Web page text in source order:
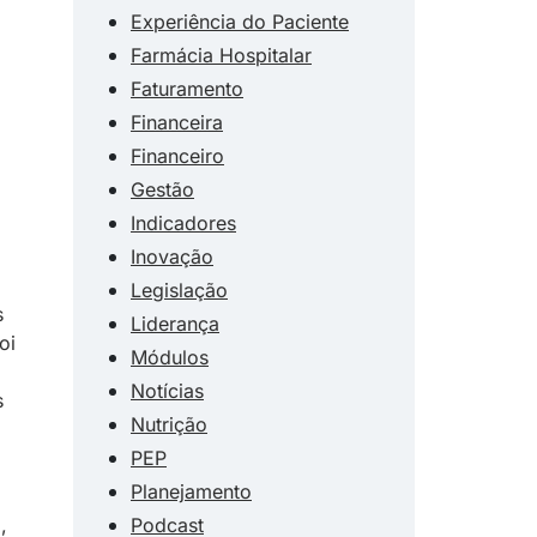
Experiência do Paciente
Farmácia Hospitalar
Faturamento
Financeira
Financeiro
Gestão
Indicadores
Inovação
Legislação
Liderança
Módulos
Notícias
Nutrição
PEP
Planejamento
Podcast